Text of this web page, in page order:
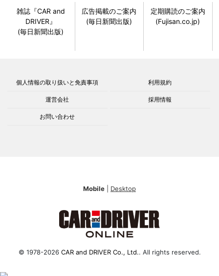
雑誌『CAR and
DRIVER』
(毎日新聞出版)
広告掲載のご案内
(毎日新聞出版)
定期購読のご案内
(Fujisan.co.jp)
個人情報の取り扱いと免責事項 利用規約
運営会社 採用情報
お問い合わせ
Mobile Desktop
© 1978-2026 CAR and DRIVER Co., Ltd.. All rights reserved.